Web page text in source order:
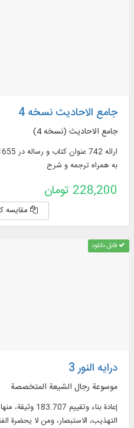
جامع الاحادیث نسخه 4
جامع الاحادیث (نسخه 4)
به همراه ترجمه و شرح
228,200 تومان
مقایسه
قابل دانلود
درایه النور 3
موسوعة رجال الشيعة المتخصصة
إعادة بناء
التهذيب، الاستبصار، ومن لا يحضرة